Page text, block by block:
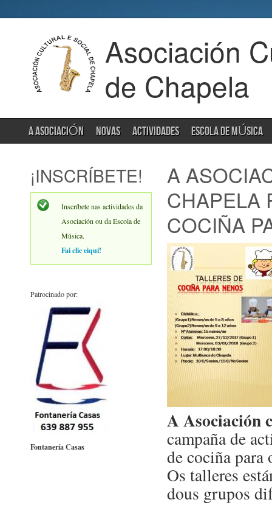
Asociación
de Chapela
A ASOCIACIÓN NOVAS ACTIVIDADES ESCOLA DE MÚSICA
¡INSCRÍBETE!
Inscríbete nas actividades da
Asociación ou da Escola de
Música.
Fai clic eiquí!
Patrocinado por:
Fontanería Casas
A
CHAPELA
COCIÑA
A Asociación
campaña de
de cociña para
Os talleres
dous grupos